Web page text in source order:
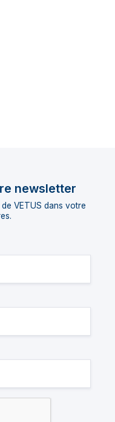
newsletter
VETUS dans votre